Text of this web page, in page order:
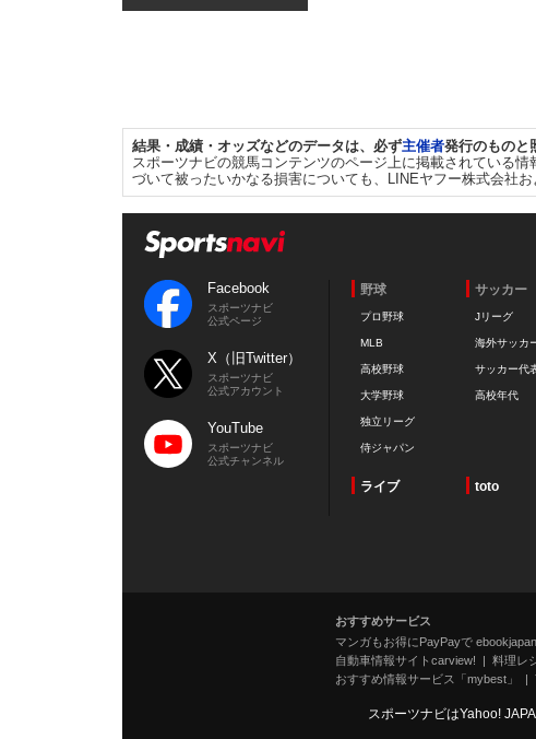
結果・成績・オッズなどのデータは、必ず主催者発行のものと
スポーツナビの競馬コンテンツのページ上に掲載されている
づいて被ったいかなる損害についても、LINEヤフー株式会社
Facebook
スポーツナビ
公式ページ
X（旧Twitter）
スポーツナビ
公式アカウント
YouTube
スポーツナビ
公式チャンネル
野球
プロ野球
MLB
高校野球
大学野球
独立リーグ
侍ジャパン
サッカー
Jリーグ
海外サッカ
サッカー代
高校年代
ライブ toto
おすすめサービス
マンガもお得にPayPayで ebookjapan
自動車情報サイトcarview!
料理レ
おすすめ情報サービス「mybest」
スポーツナビはYahoo!